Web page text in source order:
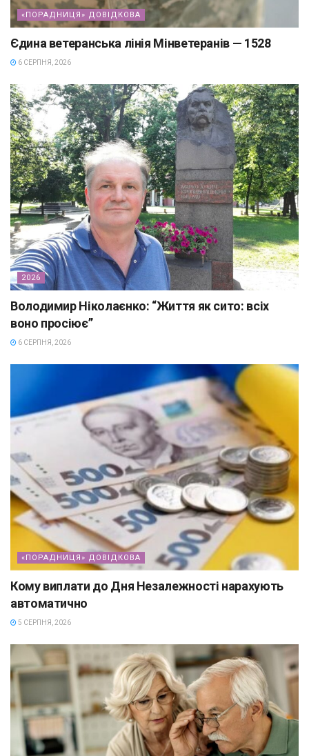
«ПОРАДНИЦЯ» ДОВІДКОВА
Єдина ветеранська лінія Мінветеранів — 1528
6 СЕРПНЯ, 2026
2026
Володимир Ніколаєнко: “Життя як сито: всіх
воно просіює”
6 СЕРПНЯ, 2026
«ПОРАДНИЦЯ» ДОВІДКОВА
Кому виплати до Дня Незалежності нарахують
автоматично
5 СЕРПНЯ, 2026